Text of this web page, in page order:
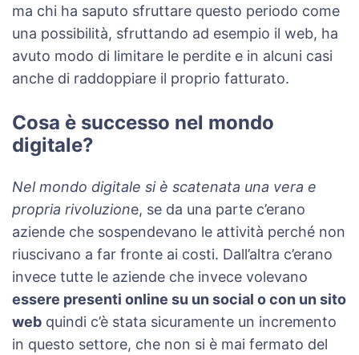
ma chi ha saputo sfruttare questo periodo come
una possibilità, sfruttando ad esempio il web, ha
avuto modo di limitare le perdite e in alcuni casi
anche di raddoppiare il proprio fatturato.
Cosa è successo nel mondo
digitale?
Nel mondo digitale si è scatenata una vera e
propria rivoluzione, se da una parte c’erano
aziende che sospendevano le attività perché non
riuscivano a far fronte ai costi. Dall’altra c’erano
invece tutte le aziende che invece volevano
essere presenti online su un social o con un sito
web quindi c’è stata sicuramente un incremento
in questo settore, che non si è mai fermato del